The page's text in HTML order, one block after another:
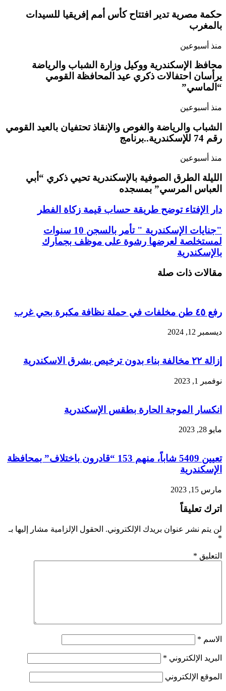
حكمة مصرية تدير افتتاح كأس أمم إفريقيا للسيدات
بالمغرب
منذ أسبوعين
محافظ الإسكندرية ووكيل وزارة الشباب والرياضة
يرأسان احتفالات ذكري عيد المحافظة القومي
“الماسي”
منذ أسبوعين
الشباب والرياضة والغوص والإنقاذ تحتفيان بالعيد القومي
رقم 74 للإسكندرية..برنامج
منذ أسبوعين
الليلة الطرق الصوفية بالإسكندرية تحيي ذكري “أبي
العباس المرسي” بمسجده
دار الإفتاء توضح طريقة حساب قيمة زكاة الفطر
"جنايات الإسكندرية " تأمر بالسجن 10 سنوات
لمستخلصة لعرضها رشوة على موظف بجمارك
بالإسكندرية
مقالات ذات صلة
رفع ٤٥ طن مخلفات في حملة نظافة مكبرة بحي غرب
ديسمبر 12, 2024
إزالة ٢٢ مخالفة بناء بدون ترخيص بشرق الاسكندرية
نوفمبر 1, 2023
انكسار الموجة الحارة بطقس الإسكندرية
مايو 28, 2023
تعيين 5409 شاباً، منهم 153 “قادرون باختلاف” بمحافظة
الإسكندرية
مارس 15, 2023
اترك تعليقاً
لن يتم نشر عنوان بريدك الإلكتروني. الحقول الإلزامية مشار إليها بـ
*
التعليق *
الاسم *
البريد الإلكتروني *
الموقع الإلكتروني